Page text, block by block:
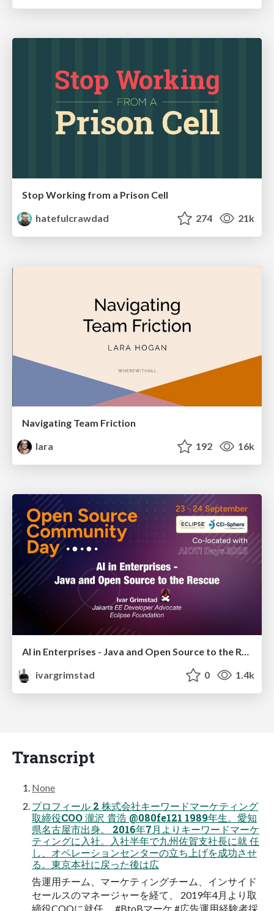
Stop Working from a Prison Cell
hatefulcrawdad
274 21k
Navigating Team Friction
lara
192 16k
ivargrimstad
0 1.4k
Transcript
None
プロフィール 2 株式会社キーワードマーケティング
取締役COO 瀧沢 貴浩 @080fe121 1989年生。愛知
県名古屋市出身。 2016年7月よりキーワードマーケ
ティングに入社。入社半年で九州佐賀支社長に就 任
し、オペレーションセンターの立ち上げを成功させ
る。東京本社に戻った後は広
告運用チーム、マーケティングチーム、インサイド
セールスのマネージャーを経て、 2019年4月より取
締役COOに就任。 #BtoBマーケ #広告運用経験者採